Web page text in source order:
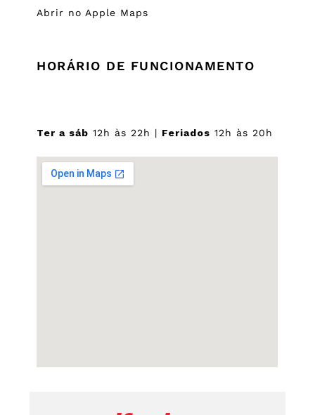
Abrir no Apple Maps
HORÁRIO DE FUNCIONAMENTO
Ter a sáb 12h às 22h | Feriados 12h às 20h